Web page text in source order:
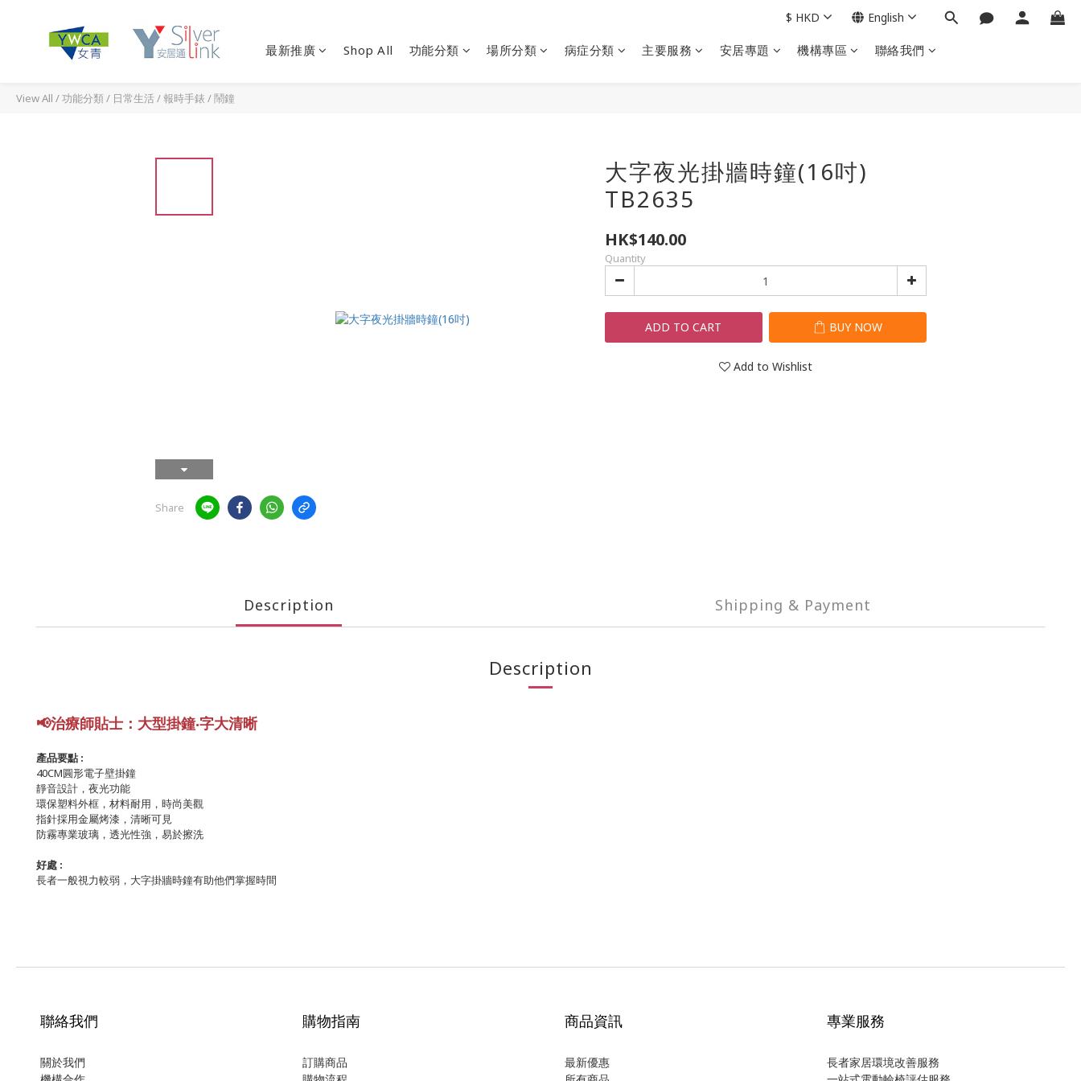
最新推廣 Shop All 功能分類 場所分類 病症分類 主要服務 安居專題 機構專區 聯絡我們
$ HKD English
View All /功能分類/ 日常生活/報時手錶 / 鬧鐘
Share
大字夜光掛牆時鐘(16吋)
TB2635
HK$140.00
Quantity
ADD TO CART BUY NOW
Add to Wishlist
Description Shipping & Payment
Description
📢治療師貼士 ：大型掛鐘‧字大清晰
產品要點 :
40CM圓形電子壁掛鐘
靜音設計，夜光功能
環保塑料外框，材料耐用，時尚美觀
指針採用金屬烤漆，清晰可見
防霧專業玻璃，透光性強，易於擦洗
好處 :
長者一般視力較弱，大字掛牆時鐘有助他們掌握時間
聯絡我們
關於我們
購物指南
訂購商品
商品資訊
最新優惠
專業服務
長者家居環境改善服務